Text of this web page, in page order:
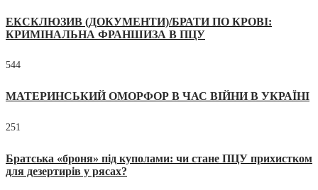
ЕКСКЛЮЗИВ (ДОКУМЕНТИ)/БРАТИ ПО КРОВІ:
КРИМІНАЛЬНА ФРАНШИЗА В ПЦУ
544
МАТЕРИНСЬКИЙ ОМОРФОР В ЧАС ВІЙНИ В УКРАЇНІ
251
Братська «броня» під куполами: чи стане ПЦУ прихистком
для дезертирів у рясах?